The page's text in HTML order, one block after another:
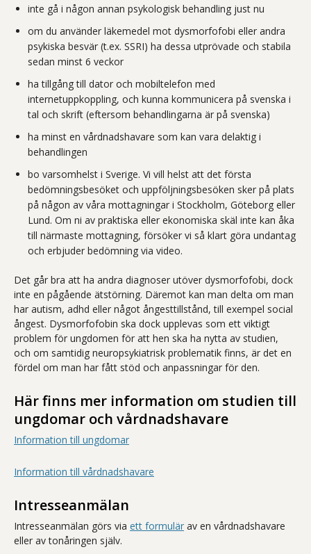
inte gå i någon annan psykologisk behandling just nu
om du använder läkemedel mot dysmorfofobi eller andra
psykiska besvär (t.ex. SSRI) ha dessa utprövade och stabila
sedan minst 6 veckor
ha tillgång till dator och mobiltelefon med
internetuppkoppling, och kunna kommunicera på svenska i
tal och skrift (eftersom behandlingarna är på svenska)
ha minst en vårdnadshavare som kan vara delaktig i
behandlingen
bo varsomhelst i Sverige. Vi vill helst att det första
bedömningsbesöket och uppföljningsbesöken sker på plats
på någon av våra mottagningar i Stockholm, Göteborg eller
Lund. Om ni av praktiska eller ekonomiska skäl inte kan åka
till närmaste mottagning, försöker vi så klart göra undantag
och erbjuder bedömning via video.
Det går bra att ha andra diagnoser utöver dysmorfofobi, dock
inte en pågående ätstörning. Däremot kan man delta om man
har autism, adhd eller något ångesttillstånd, till exempel social
ångest. Dysmorfofobin ska dock upplevas som ett viktigt
problem för ungdomen för att hen ska ha nytta av studien,
och om samtidig neuropsykiatrisk problematik finns, är det en
fördel om man har fått stöd och anpassningar för den.
Här finns mer information om studien till
ungdomar och vårdnadshavare
Information till ungdomar
Information till vårdnadshavare
Intresseanmälan
Intresseanmälan görs via ett formulär av en vårdnadshavare
eller av tonåringen själv.